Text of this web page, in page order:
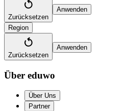
Zurücksetzen
Anwenden
Region
Zurücksetzen
Anwenden
Über eduwo
Über Uns
Partner